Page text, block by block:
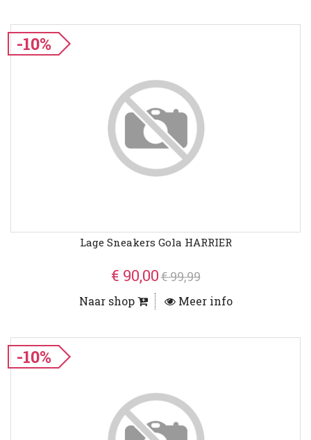
-10%
Lage Sneakers Gola HARRIER
€ 90,00€ 99,99
Naar shop Meer info
-10%